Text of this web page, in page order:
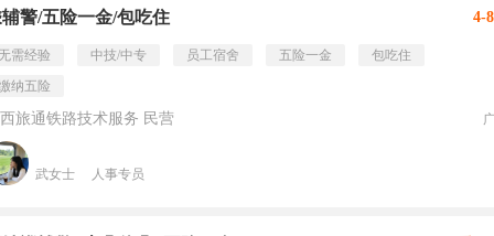
警/五险一金/包吃住 4-
需经验 中技/中专 员工宿舍 五险一金
包吃住
纳五险
旅通铁路技术服务 民营
武女士 人事专员